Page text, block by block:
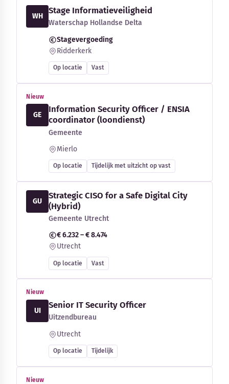
WH
Stage Informatieveiligheid
Waterschap Hollandse Delta
Stagevergoeding
Ridderkerk
Op locatie Vast
Nieuw
GE
Information Security Officer / ENSIA
coordinator (loondienst)
Gemeente
Mierlo
Op locatie Tijdelijk met uitzicht op vast
GU
Strategic CISO for a Safe Digital City
(Hybrid)
Gemeente Utrecht
€ 6.232 – € 8.474
Utrecht
Op locatie Vast
Nieuw
UI
Senior IT Security Officer
Uitzendbureau
Utrecht
Op locatie Tijdelijk
Nieuw